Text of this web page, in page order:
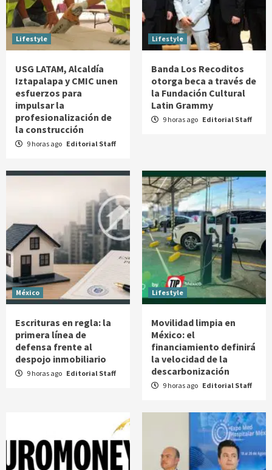
Lifestyle
USG LATAM, Alcaldía
Iztapalapa y CMIC unen
esfuerzos para
impulsar la
profesionalización de
la construcción
9 horas ago Editorial Staff
Lifestyle
Banda Los Recoditos
otorga beca a través de
la Fundación Cultural
Latin Grammy
9 horas ago Editorial Staff
México
Escrituras en regla: la
primera línea de
defensa frente al
despojo inmobiliario
9 horas ago Editorial Staff
Lifestyle
Movilidad limpia en
México: el
financiamiento definirá
la velocidad de la
descarbonización
9 horas ago Editorial Staff